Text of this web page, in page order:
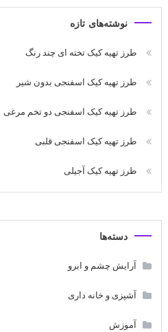
نوشته‌های تازه
طرز تهیه کیک تخته ای چند رنگ
طرز تهیه کیک اسفنجی بدون شیر
طرز تهیه کیک اسفنجی دو تخم مرغی
طرز تهیه کیک اسفنجی قلبی
طرز تهیه کیک آجیلی
دسته‌ها
آرایش چشم و ابرو
آشپزی و خانه داری
آموزش